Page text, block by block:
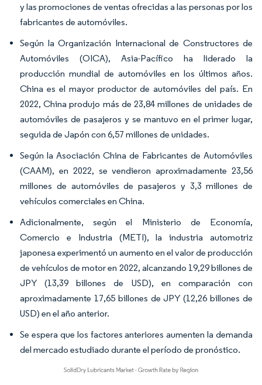
y las promociones de ventas ofrecidas a las personas por los
fabricantes de automóviles.
Según la Organización Internacional de Constructores de
Automóviles (OICA), Asia-Pacífico ha liderado la
producción mundial de automóviles en los últimos años.
China es el mayor productor de automóviles del país. En
2022, China produjo más de 23,84 millones de unidades de
automóviles de pasajeros y se mantuvo en el primer lugar,
seguida de Japón con 6,57 millones de unidades.
Según la Asociación China de Fabricantes de Automóviles
(CAAM), en 2022, se vendieron aproximadamente 23,56
millones de automóviles de pasajeros y 3,3 millones de
vehículos comerciales en China.
Adicionalmente, según el Ministerio de Economía,
Comercio e Industria (METI), la industria automotriz
japonesa experimentó un aumento en el valor de producción
de vehículos de motor en 2022, alcanzando 19,29 billones de
JPY (13,39 billones de USD), en comparación con
aproximadamente 17,65 billones de JPY (12,26 billones de
USD) en el año anterior.
Se espera que los factores anteriores aumenten la demanda
del mercado estudiado durante el período de pronóstico.